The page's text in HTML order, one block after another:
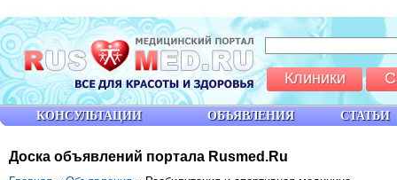
Доска объявлений портала Rusmed.Ru
КОНСУЛЬТАЦИИ ОБЪЯВЛЕНИЯ СТАТЬИ
Клиники